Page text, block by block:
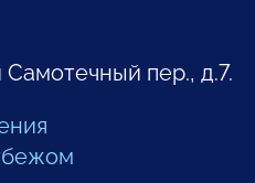
Самотечный пер., д.7.